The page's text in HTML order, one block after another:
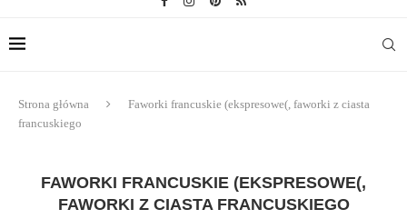
Strona główna
Faworki francuskie (ekspresowe(, faworki z ciasta
francuskiego
FAWORKI FRANCUSKIE (EKSPRESOWE(,
FAWORKI Z CIASTA FRANCUSKIEGO